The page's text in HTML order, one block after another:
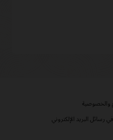
والخصوصية
رسائل البريد الإلكتروني